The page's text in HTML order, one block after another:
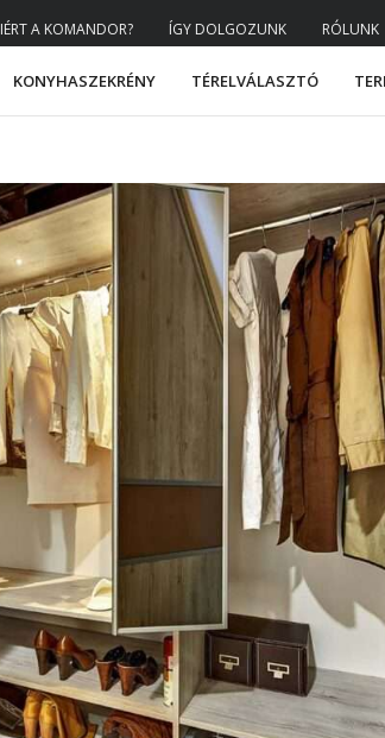
A KOMANDOR? ÍGY DOLGOZUNK RÓLUNK
KONYHASZEKRÉNY TÉRELVÁLASZTÓ